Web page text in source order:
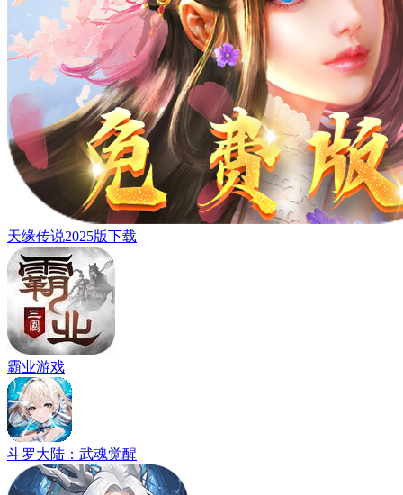
天缘传说2025版下载
霸业游戏
斗罗大陆：武魂觉醒